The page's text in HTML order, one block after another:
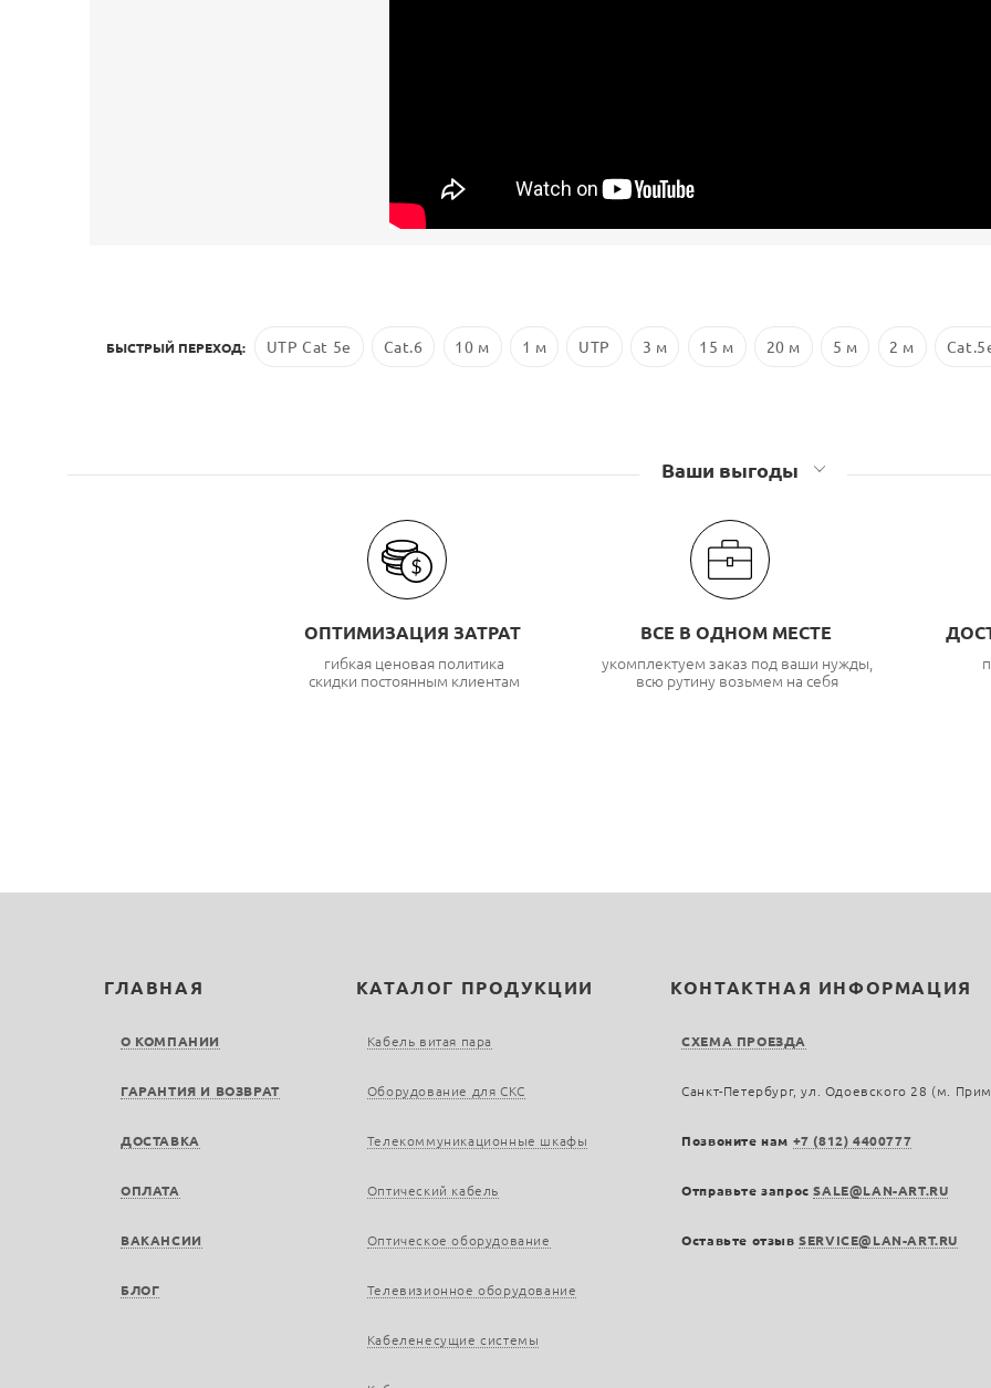
БЫСТРЫЙ ПЕРЕХОД: UTP Cat 5e Cat.6 10 м 1 м UTP 3 м 15 м 20 м 5 м 2 м
Ваши выгоды
ОПТИМИЗАЦИЯ ЗАТРАТ
гибкая ценовая политика
скидки постоянным клиентам
ВСЕ В ОДНОМ МЕСТЕ
укомплектуем заказ под ваши нужды,
всю рутину возьмем на себя
ГЛАВНАЯ
О КОМПАНИИ
ГАРАНТИЯ И ВОЗВРАТ
ДОСТАВКА
ОПЛАТА
ВАКАНСИИ
БЛОГ
КАТАЛОГ ПРОДУКЦИИ
Кабель витая пара
Оборудование для СКС
Телекоммуникационные шкафы
Оптический кабель
Оптическое оборудование
Телевизионное оборудование
Кабеленесущие системы
КОНТАКТНАЯ ИНФОРМАЦИЯ
СХЕМА ПРОЕЗДА
Санкт-Петербург, ул. Одоевского 28 (м.
Позвоните нам +7 (812) 4400777
Отправьте запросSALE@LAN-ART.RU
Оставьте отзывSERVICE@LAN-ART.RU